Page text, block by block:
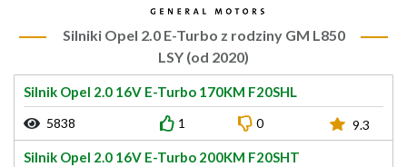
Silniki Opel 2.0 E-Turbo z rodziny GM L850
LSY (od 2020)
Silnik Opel 2.0 16V E-Turbo 170KM F20SHL
5838 1 0 9.3
Silnik Opel 2.0 16V E-Turbo 200KM F20SHT